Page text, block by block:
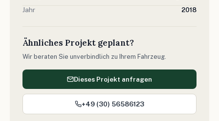
Jahr
2018
Ähnliches Projekt geplant?
Wir beraten Sie unverbindlich zu Ihrem Fahrzeug.
Dieses Projekt anfragen
+49 (30) 56586123